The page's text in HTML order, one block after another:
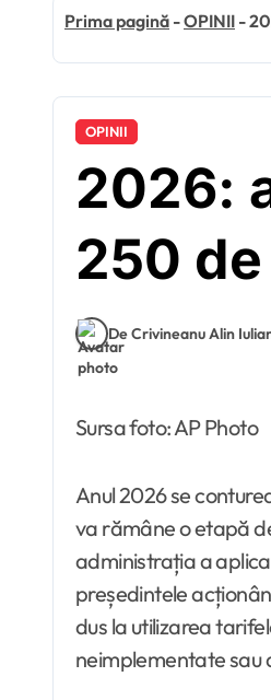
Prima pagină -OPINII -
OPINII
2026:
250
De Crivineanu Alin
Sursa foto: AP Photo
Anul 2026 se
va rămâne o etapă
administrația a
președintele
dus la utilizarea
neimplementate sau